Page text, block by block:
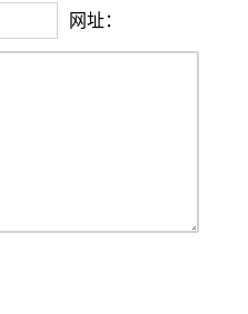
网址：